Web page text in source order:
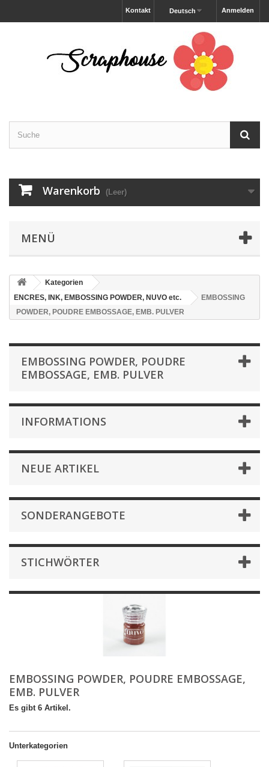
Anmelden
Deutsch
Kontakt
Warenkorb (Leer)
MENÜ
Kategorien
ENCRES, INK, EMBOSSING POWDER, NUVO etc.
EMBOSSING
POWDER, POUDRE EMBOSSAGE, EMB. PULVER
EMBOSSING POWDER, POUDRE
EMBOSSAGE, EMB. PULVER
INFORMATIONS
NEUE ARTIKEL
SONDERANGEBOTE
STICHWÖRTER
EMBOSSING POWDER, POUDRE EMBOSSAGE,
EMB. PULVER
Es gibt 6 Artikel.
Unterkategorien